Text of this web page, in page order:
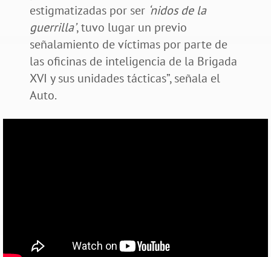
estigmatizadas por ser ‘nidos de la
guerrilla’, tuvo lugar un previo
señalamiento de víctimas por parte de
las oficinas de inteligencia de la Brigada
XVI y sus unidades tácticas”, señala el
Auto.